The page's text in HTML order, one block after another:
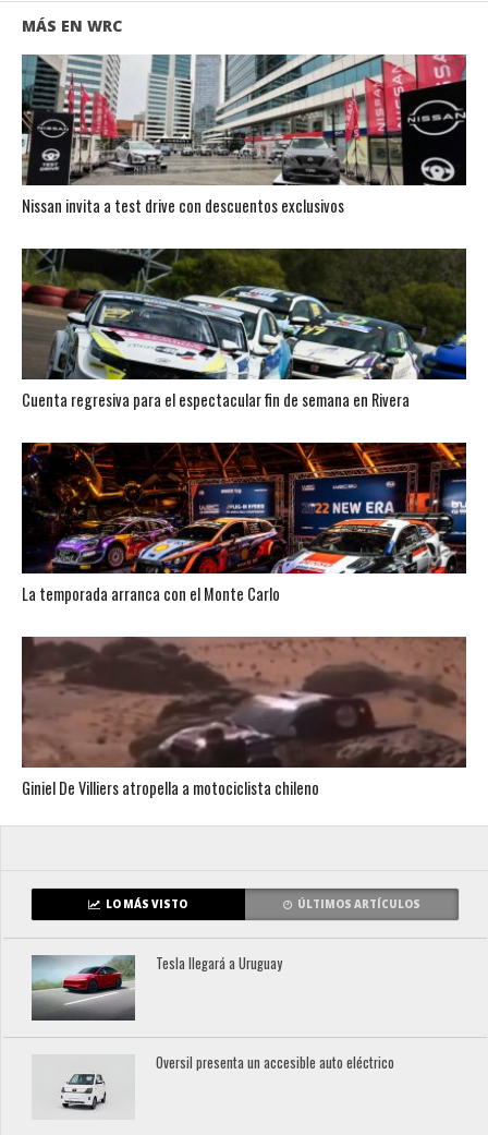
MÁS EN WRC
Nissan invita a test drive con descuentos exclusivos
Cuenta regresiva para el espectacular fin de semana en Rivera
La temporada arranca con el Monte Carlo
Giniel De Villiers atropella a motociclista chileno
LO MÁS VISTO ÚLTIMOS ARTÍCULOS
Tesla llegará a Uruguay
Oversil presenta un accesible auto eléctrico